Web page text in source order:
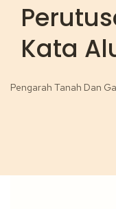
Kata
Pengarah Tanah Dan